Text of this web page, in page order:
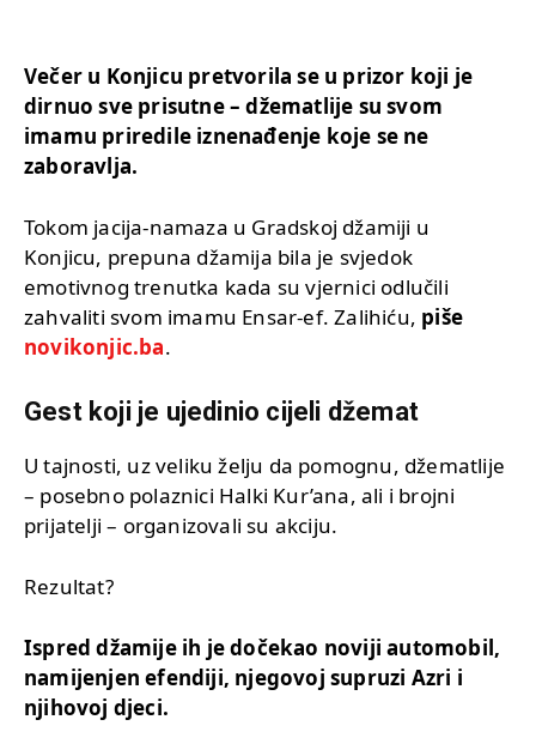
Večer u Konjicu pretvorila se u prizor koji je
dirnuo sve prisutne – džematlije su svom
imamu priredile iznenađenje koje se ne
zaboravlja.
Tokom jacija-namaza u Gradskoj džamiji u
Konjicu, prepuna džamija bila je svjedok
emotivnog trenutka kada su vjernici odlučili
zahvaliti svom imamu Ensar-ef. Zalihiću, piše
novikonjic.ba.
Gest koji je ujedinio cijeli džemat
U tajnosti, uz veliku želju da pomognu, džematlije
– posebno polaznici Halki Kur’ana, ali i brojni
prijatelji – organizovali su akciju.
Rezultat?
Ispred džamije ih je dočekao noviji automobil,
namijenjen efendiji, njegovoj supruzi Azri i
njihovoj djeci.